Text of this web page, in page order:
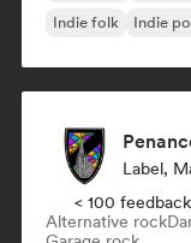
Indie folk
Indie
Label,
< 100
Alternative rock